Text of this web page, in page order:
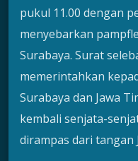
pukul 11.00 dengan
menyebarkan
Surabaya. Surat
memerintahkan
Surabaya dan Jawa
kembali senjata-
dirampas dari tangan